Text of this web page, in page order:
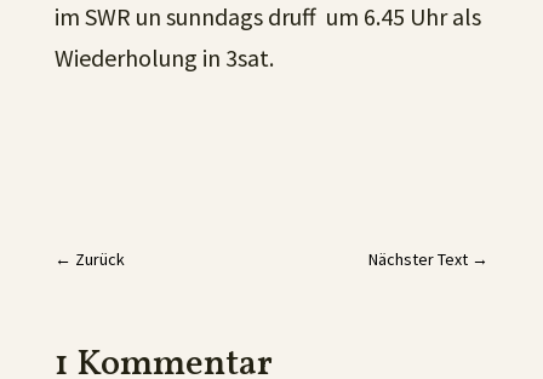
im SWR un sunndags druff um 6.45 Uhr als
Wiederholung in 3sat.
← Zurück Nächster Text →
1 Kommentar